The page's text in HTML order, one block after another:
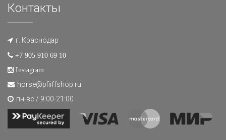
Контакты
г. Краснодар
+7 905 910 69 10
Instagram
horse@pfiiffshop.ru
пн-вс / 9:00-21:00